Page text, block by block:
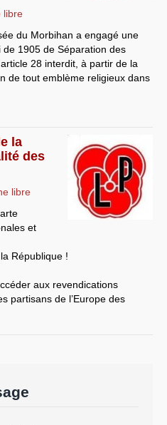
libre
du Morbihan a engagé une
1905 de Séparation des
28 interdit, à partir de la
de tout emblème religieux dans
la
des
libre
et
République !
aux revendications
partisans de l’Europe des